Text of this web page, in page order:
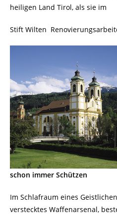
heiligen Land Tirol, als sie im
Stift Wilten
schon immer Schützen
Im Schlafraum eines
verstecktes Waffenarsenal,